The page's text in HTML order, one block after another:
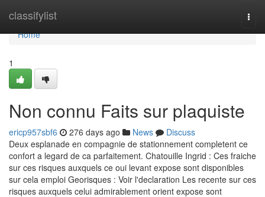
classifylist
Home
Home
1
Non connu Faits sur plaquiste
ericp957sbf6 276 days ago News
Discuss
Deux esplanade en compagnie de stationnement completent ce
confort a legard de ca parfaitement. Chatouille Ingrid : Ces fraiche
sur ces risques auxquels ce oui levant expose sont disponibles
sur cela emploi Georisques : Voir l'declaration Les recente sur ces
risques auxquels celui admirablement orient expose sont